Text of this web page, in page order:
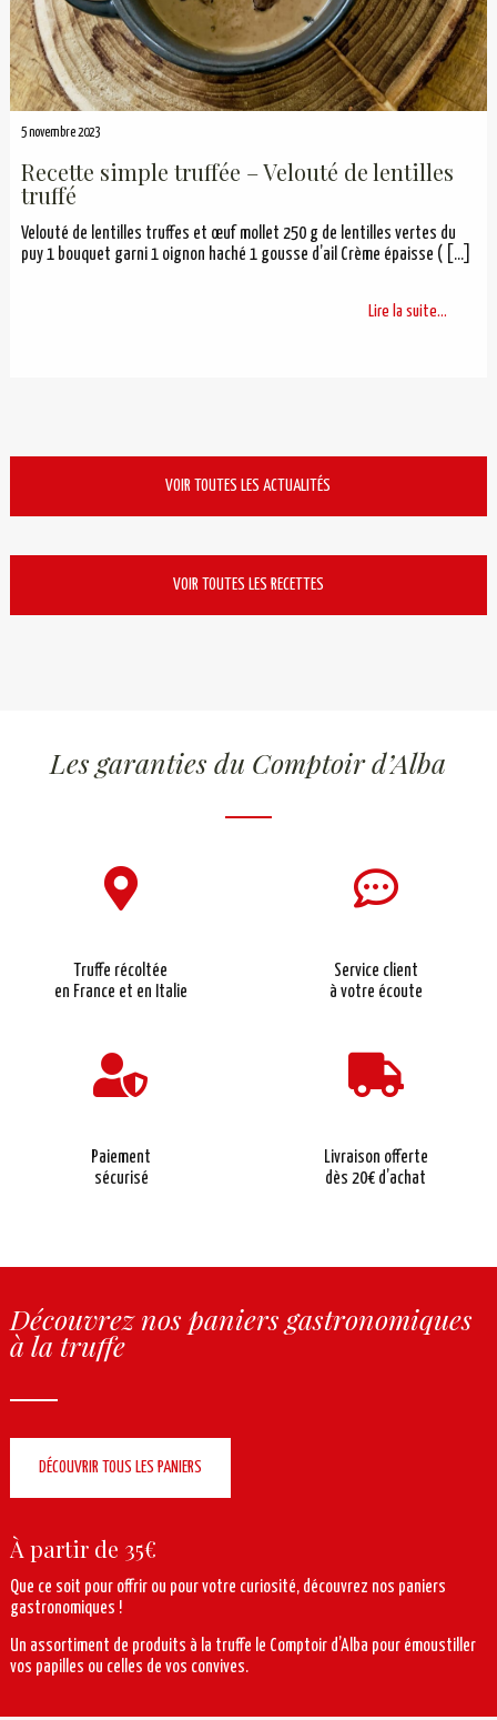
5 novembre 2023
Recette simple truffée – Velouté de lentilles
truffé
Velouté de lentilles truffes et œuf mollet 250 g de lentilles vertes du
puy 1 bouquet garni 1 oignon haché 1 gousse d’ail Crème épaisse (
[…]
Lire la suite...
VOIR TOUTES LES ACTUALITÉS
VOIR TOUTES LES RECETTES
Les garanties du Comptoir d’Alba
Truffe récoltée
en France et en Italie
Service client
à votre écoute
Paiement
sécurisé
Livraison offerte
dès 20€ d’achat
Découvrez nos paniers gastronomiques
à la truffe
DÉCOUVRIR TOUS LES PANIERS
À partir de 35€
Que ce soit pour offrir ou pour votre curiosité, découvrez nos paniers
gastronomiques !
Un assortiment de produits à la truffe le Comptoir d’Alba pour émoustiller
vos papilles ou celles de vos convives.